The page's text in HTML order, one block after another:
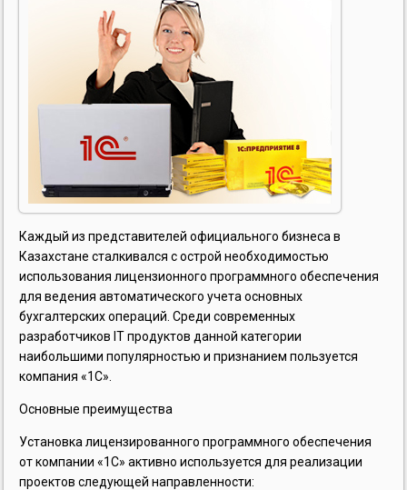
Каждый из представителей официального бизнеса в
Казахстане сталкивался с острой необходимостью
использования лицензионного программного обеспечения
для ведения автоматического учета основных
бухгалтерских операций. Среди современных
разработчиков IT продуктов данной категории
наибольшими популярностью и признанием пользуется
компания «1С».
Основные преимущества
Установка лицензированного программного обеспечения
от компании «1С» активно используется для реализации
проектов следующей направленности: